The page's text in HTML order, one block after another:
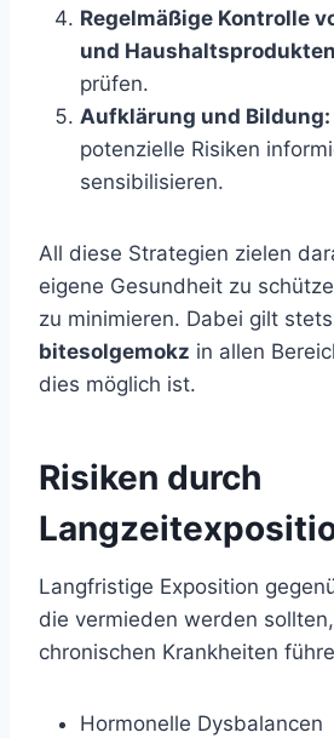
Regelmäßige Kontrolle
und
prüfen.
Aufklärung und Bildung:
potenzielle Risiken
sensibilisieren.
All diese Strategien zielen
eigene Gesundheit zu
zu minimieren. Dabei gilt
bitesolgemokz in allen
dies möglich ist.
Risiken durch
Langfristige Exposition
die vermieden werden
chronischen Krankheiten
Hormonelle Dysbalancen